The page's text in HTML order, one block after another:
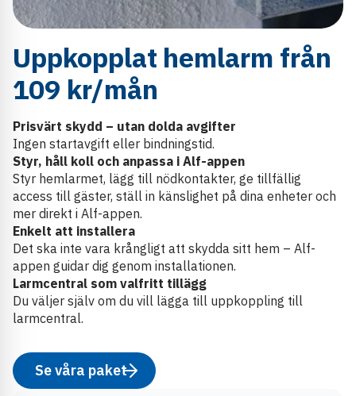
Uppkopplat hemlarm från
109 kr/mån
Prisvärt skydd – utan dolda avgifter
Ingen startavgift eller bindningstid.
Styr, håll koll och anpassa i Alf-appen
Styr hemlarmet, lägg till nödkontakter, ge tillfällig
access till gäster, ställ in känslighet på dina enheter och
mer direkt i Alf-appen.
Enkelt att installera
Det ska inte vara krångligt att skydda sitt hem – Alf-
appen guidar dig genom installationen.
Larmcentral som valfritt tillägg
Du väljer själv om du vill lägga till uppkoppling till
larmcentral.
Se våra paket